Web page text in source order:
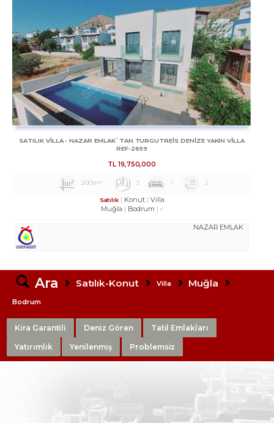
SATILIK VİLLA - NAZAR EMLAK`TAN TURGUTREİS DENİZE YAKIN VİLLA
REF-2659
TL19,750,000
200m² 3 1 2
Satılık Konut
Villa
Muğla
Bodrum -
NAZAR EMLAK
Ara Satılık-Konut Villa Muğla
Bodrum
Kira Garantili Deniz Gören Tatil Emlakları
Yatırımlık Yenilenmiş Problemsiz